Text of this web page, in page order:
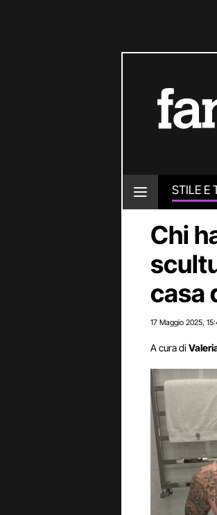
STILE E
Chi
casa
17 Maggio 2025
A cura di